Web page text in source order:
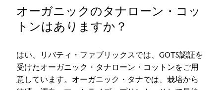
オーガニックのタナローン・コッ
トンはありますか？
はい、リバティ・ファブリックスでは、GOTS認証を
受けたオーガニック・タナローン・コットンをご用
意しています。オーガニック・タナでは、栽培から